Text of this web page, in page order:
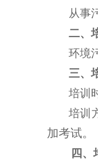
从事
二、
环境
三、
培训
培训
加考试。
四 、